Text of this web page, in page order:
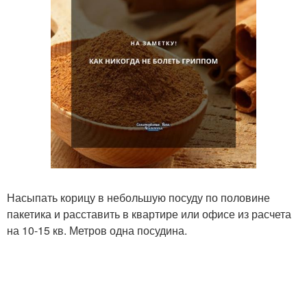
Насыпать корицу в небольшую посуду по половине
пакетика и расставить в квартире или офисе из расчета
на 10-15 кв. Метров одна посудина.